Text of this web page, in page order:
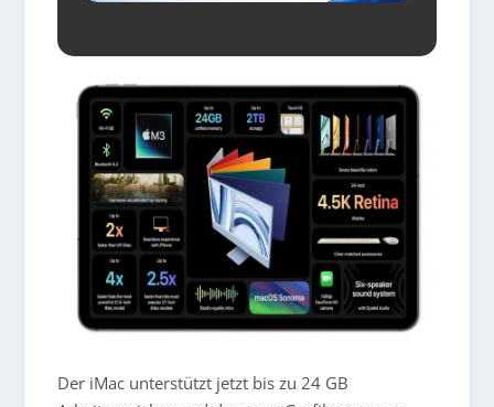
Der iMac unterstützt jetzt bis zu 24 GB